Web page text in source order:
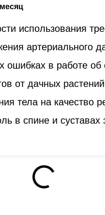
использования
артериального
ошибках в работе об
от дачных растений
тела на качество
в спине и суставах